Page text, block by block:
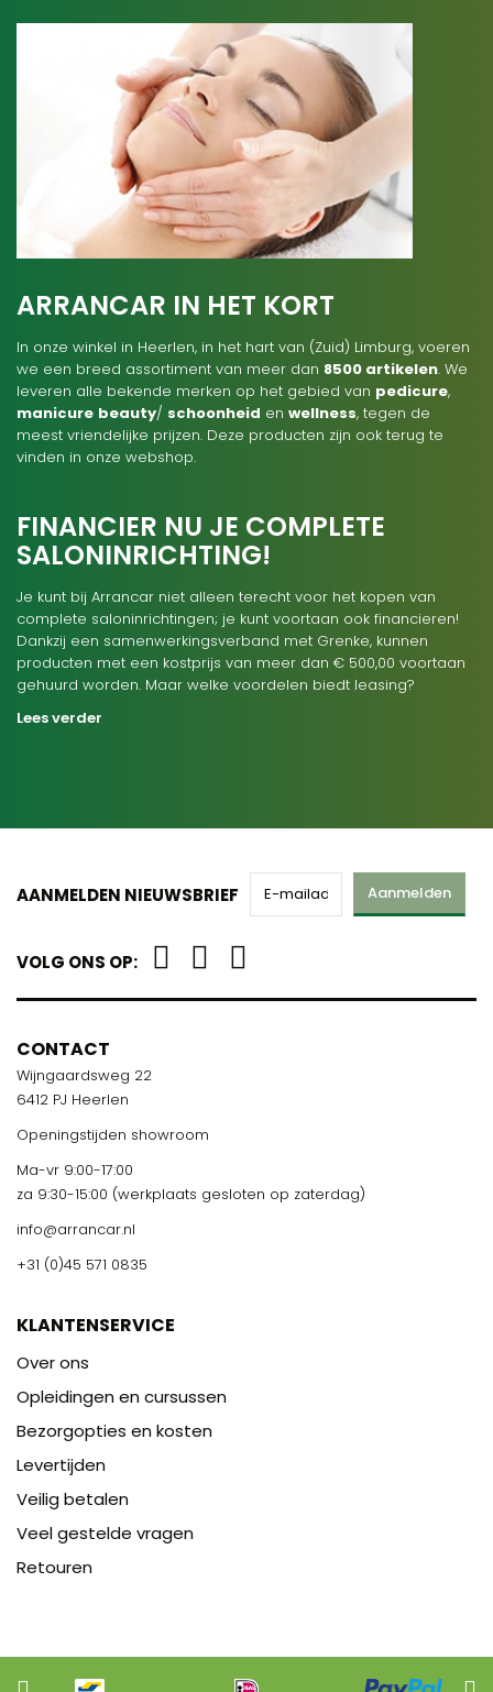
ARRANCAR IN HET KORT
In onze winkel in Heerlen, in het hart van (Zuid) Limburg, voeren
we een breed assortiment van meer dan 8500 artikelen. We
leveren alle bekende merken op het gebied van pedicure,
manicure beauty/ schoonheid en wellness, tegen de
meest vriendelijke prijzen. Deze producten zijn ook terug te
vinden in onze webshop.
FINANCIER NU JE COMPLETE
SALONINRICHTING!
Je kunt bij Arrancar niet alleen terecht voor het kopen van
complete saloninrichtingen; je kunt voortaan ook financieren!
Dankzij een samenwerkingsverband met Grenke, kunnen
producten met een kostprijs van meer dan € 500,00 voortaan
gehuurd worden. Maar welke voordelen biedt leasing?
Lees verder
AANMELDEN NIEUWSBRIEF Aanmelden
VOLG ONS OP:
CONTACT
Wijngaardsweg 22
6412 PJ Heerlen
Openingstijden showroom
Ma-vr 9:00-17:00
za 9:30-15:00 (werkplaats gesloten op zaterdag)
info@arrancar.nl
+31 (0)45 571 0835
KLANTENSERVICE
Over ons
Opleidingen en cursussen
Bezorgopties en kosten
Levertijden
Veilig betalen
Veel gestelde vragen
Retouren